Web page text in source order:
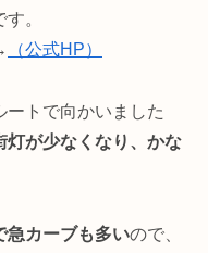
。
（公式HP）
ートで向かいました
灯が少なくなり、かな
急カーブも多いので、